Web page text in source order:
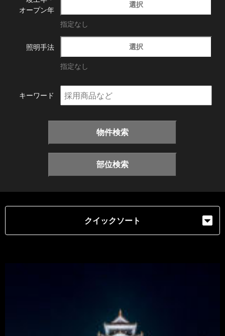
オープン年
選択
指定なし
照明手法 選択
指定なし
キーワード
物件検索
部位検索
クイックソート